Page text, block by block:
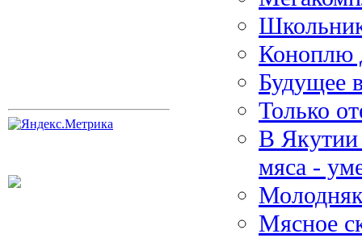
Коноплю
Будущее
Только
В Якутии
мяса -
Мясное